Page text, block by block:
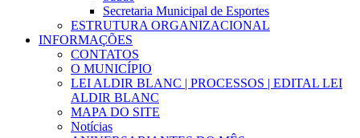
Secretaria Municipal de Esportes
ESTRUTURA ORGANIZACIONAL
INFORMAÇÕES
CONTATOS
O MUNICÍPIO
LEI ALDIR BLANC | PROCESSOS | EDITAL LEI
ALDIR BLANC
MAPA DO SITE
Notícias